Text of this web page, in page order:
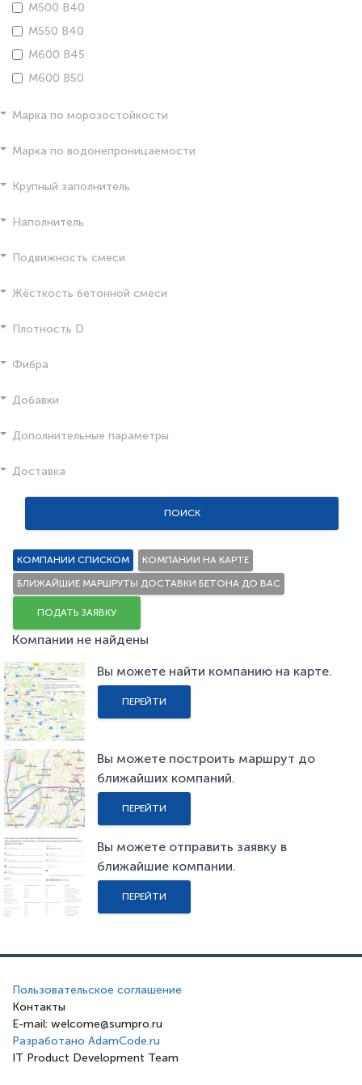
М500 В40
М550 В40
М600 В45
М600 В50
Марка по морозостойкости
Марка по водонепроницаемости
Крупный заполнитель
Наполнитель
Подвижность смеси
Жёсткость бетонной смеси
Плотность D
Фибра
Добавки
Дополнительные параметры
Доставка
ПОИСК
КОМПАНИИ СПИСКОМ КОМПАНИИ НА КАРТЕ
БЛИЖАЙШИЕ МАРШРУТЫ ДОСТАВКИ БЕТОНА ДО ВАС
ПОДАТЬ ЗАЯВКУ
Компании не найдены
Вы можете найти компанию на карте.
ПЕРЕЙТИ
Вы можете построить маршрут до
ближайших компаний.
ПЕРЕЙТИ
Вы можете отправить заявку в
ближайшие компании.
ПЕРЕЙТИ
Пользовательское соглашение
Контакты
E-mail: welcome@sumpro.ru
Разработано AdamCode.ru
IT Product Development Team